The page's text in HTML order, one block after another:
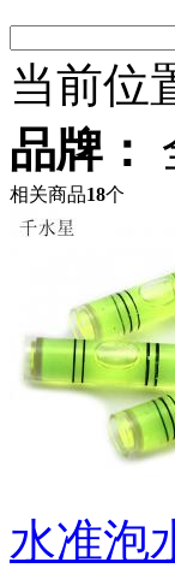
当前位
品牌：
相关商品18个
水准泡